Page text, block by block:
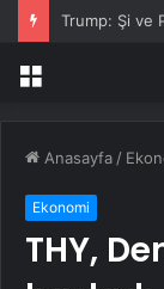
Trump: Şi ve
Menü
Anasayfa /
Ekonomi
THY,